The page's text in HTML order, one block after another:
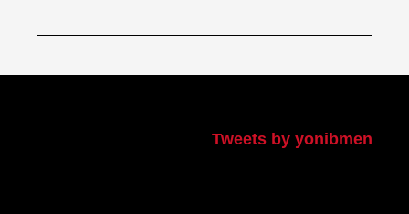
Tweets by yonibmen